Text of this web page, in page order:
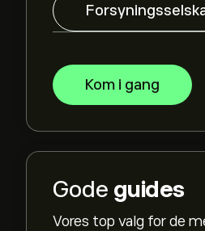
Kom i gang
Gode guides
Vores top valg for de